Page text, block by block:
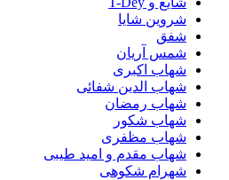
شروین شایا
شفق
شمس آریان
شهاب اکبری
شهاب الدین شفائی
شهاب رمضان
شهاب شکور
شهاب مظفری
شهاب مقدم و امید طیبی
شهرام شکوهی